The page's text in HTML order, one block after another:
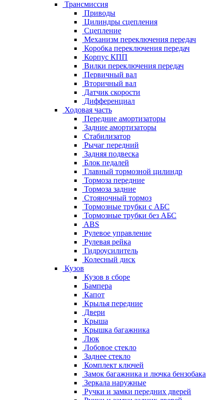
Трансмиссия
Приводы
Цилиндры сцепления
Сцепление
Механизм переключения передач
Коробка переключения передач
Корпус КПП
Вилки переключения передач
Первичный вал
Вторичный вал
Датчик скорости
Дифференциал
Ходовая часть
Передние амортизаторы
Задние амортизаторы
Стабилизатор
Рычаг передний
Задняя подвеска
Блок педалей
Главный тормозной цилиндр
Тормоза передние
Тормоза задние
Стояночный тормоз
Тормозные трубки с АБС
Тормозные трубки без АБС
ABS
Рулевое управление
Рулевая рейка
Гидроусилитель
Колесный диск
Кузов
Кузов в сборе
Бампера
Капот
Крылья передние
Двери
Крыша
Крышка багажника
Люк
Лобовое стекло
Заднее стекло
Комплект ключей
Замок багажника и лючка бензобака
Зеркала наружные
Ручки и замки передних дверей